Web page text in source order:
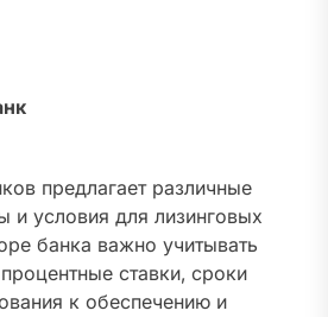
предлагает различные
и условия для лизинговых
банка важно учитывать
ставки‚ сроки
к обеспечению и